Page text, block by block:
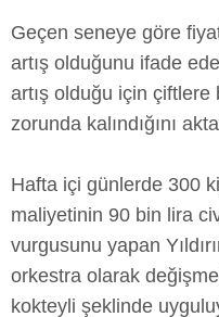
Geçen seneye göre
artış olduğunu ifade
artış olduğu için çiftlere
zorunda kalındığını
Hafta içi günlerde 300
maliyetinin 90 bin lira
vurgusunu yapan
orkestra olarak
kokteyli şeklinde